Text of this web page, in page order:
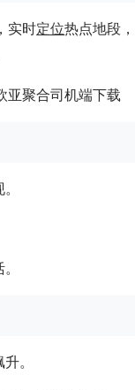
，实时定位热点地段，
。